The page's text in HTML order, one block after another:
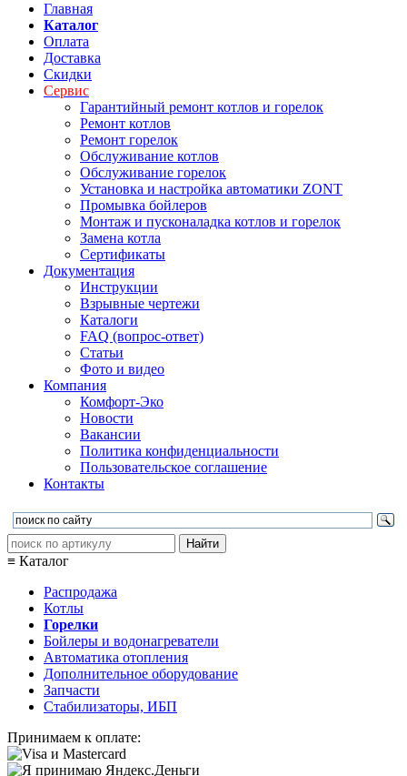
Главная
Каталог
Оплата
Доставка
Скидки
Сервис
Гарантийный ремонт котлов и горелок
Ремонт котлов
Ремонт горелок
Обслуживание котлов
Обслуживание горелок
Установка и настройка автоматики ZONT
Промывка бойлеров
Монтаж и пусконаладка котлов и горелок
Замена котла
Сертификаты
Документация
Инструкции
Взрывные чертежи
Каталоги
FAQ (вопрос-ответ)
Статьи
Фото и видео
Компания
Комфорт-Эко
Новости
Вакансии
Политика конфиденциальности
Пользовательское соглашение
Контакты
≡ Каталог
Распродажа
Котлы
Горелки
Бойлеры и водонагреватели
Автоматика отопления
Дополнительное оборудование
Запчасти
Стабилизаторы, ИБП
Принимаем к оплате: